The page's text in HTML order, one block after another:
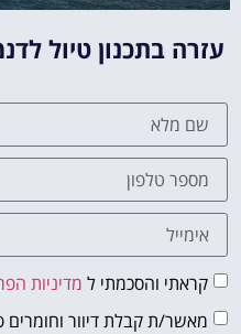
עזרה בתכנון טיול
קראתי והסכמתי ל מדיניות
מאשר/ת קבלת דיוור וחומרים